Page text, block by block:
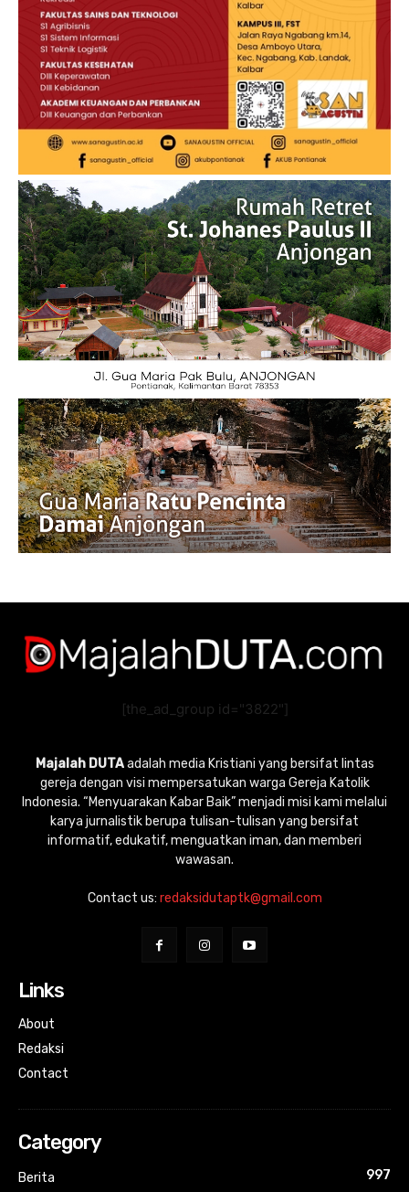
[the_ad_group id="3822"]
Majalah DUTAadalah media Kristiani yang bersifat lintas
gereja dengan visi mempersatukan warga Gereja Katolik
Indonesia. “Menyuarakan Kabar Baik” menjadi misi kami melalui
karya jurnalistik berupa tulisan-tulisan yang bersifat
informatif, edukatif, menguatkan iman, dan memberi
wawasan.
Contact us: redaksidutaptk@gmail.com
Links
About
Redaksi
Contact
Category
Berita 997